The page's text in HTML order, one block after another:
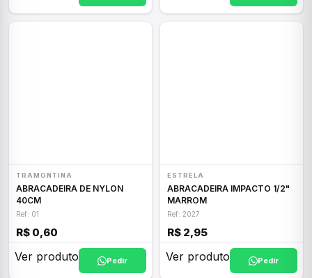
TRAMONTINA
ABRACADEIRA DE NYLON
40CM
Ref: 01
R$ 0,60
Ver produto Pedir
ESTRELA
ABRACADEIRA IMPACTO 1/2"
MARROM
Ref: 2027
R$ 2,95
Ver produto Pedir